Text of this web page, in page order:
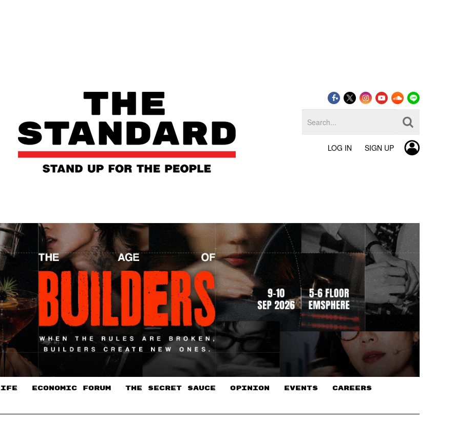
LOG IN SIGN UP
ECONOMIC FORUM THE SECRET SAUCE​ OPINION EVENTS CAREERS